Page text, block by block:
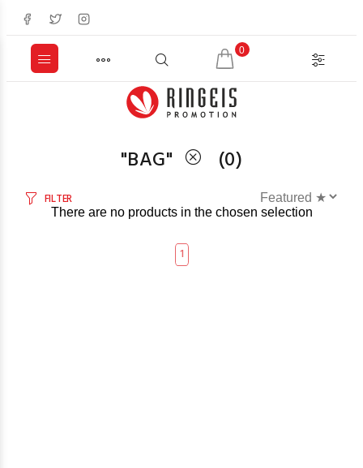
0
"BAG" (0)
FILTER
There are no products in the chosen selection
1